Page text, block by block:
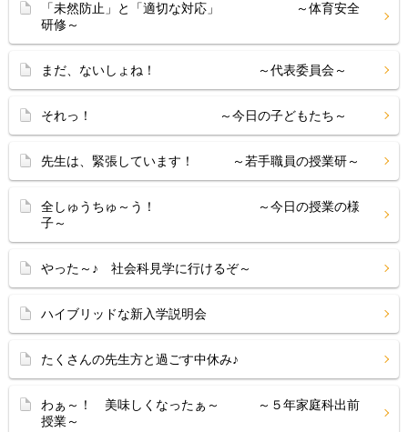
「未然防止」と「適切な対応」 ～体育安全
研修～
まだ、ないしょね！ ～代表委員会～
それっ！ ～今日の子どもたち～
先生は、緊張しています！ ～若手職員の授業研～
全しゅうちゅ～う！ ～今日の授業の様
子～
やった～♪ 社会科見学に行けるぞ～
ハイブリッドな新入学説明会
たくさんの先生方と過ごす中休み♪
わぁ～！ 美味しくなったぁ～ ～５年家庭科出前
授業～